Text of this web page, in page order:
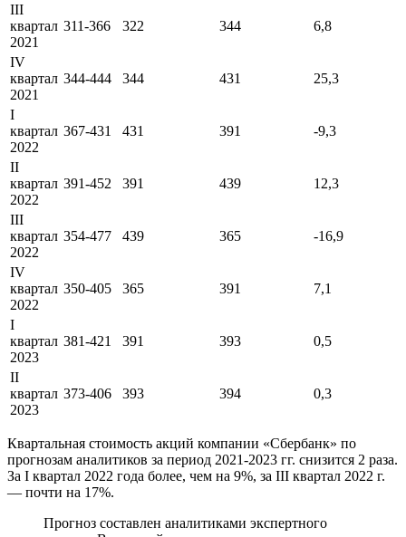
III
квартал
2021
311-366 322 344 6,8
IV
квартал
2021
344-444 344 431 25,3
I
квартал
2022
367-431 431 391 -9,3
II
квартал
2022
391-452 391 439 12,3
III
квартал
2022
354-477 439 365 -16,9
IV
квартал
2022
350-405 365 391 7,1
I
квартал
2023
381-421 391 393 0,5
II
квартал
2023
373-406 393 394 0,3
Квартальная стоимость акций компании «Сбербанк» по
прогнозам аналитиков за период 2021-2023 гг. снизится 2 раза.
За I квартал 2022 года более, чем на 9%, за III квартал 2022 г.
— почти на 17%.
Прогноз составлен аналитиками экспертного